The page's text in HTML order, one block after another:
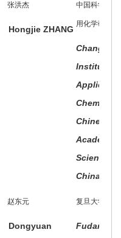
张洪杰
Hongjie ZHANG
中国科学院
用化学研究所
Institute of
Applied
Chemistry,
Chinese
Academy
Sciences,
China
赵东元
Dongyuan
复旦大学
Fudan